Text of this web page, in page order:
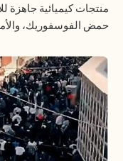
منتجات كيميائية جاهزة
حمض الفوسفوريك،